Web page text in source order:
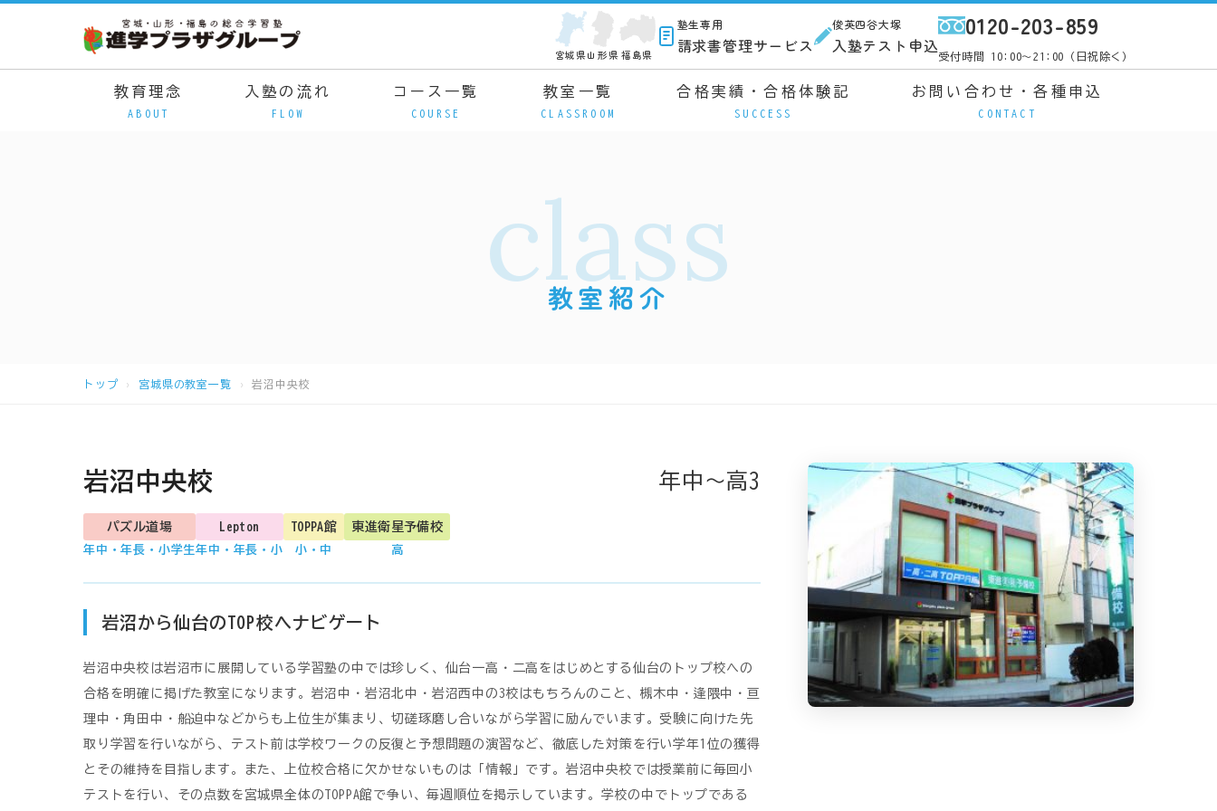
宮城県山形県 福島県
塾生専用
請求書管理サービス
俊英四谷大塚
入塾テスト申込
0120-203-859
受付時間 10:00～21:00（日祝除く）
教育理念
ABOUT
入塾の流れ
FLOW
コース一覧
COURSE
教室一覧
CLASSROOM
合格実績・合格体験記
SUCCESS
お問い合わせ・各種申込
CONTACT
class
教室紹介
トップ 宮城県の教室一覧 岩沼中央校
岩沼中央校 年中～高3
パズル道場
年中・年長・小学生
Lepton
年中・年長・小
TOPPA館
小・中
東進衛星予備校
高
岩沼から仙台のTOP校へナビゲート
岩沼中央校は岩沼市に展開している学習塾の中では珍しく、仙台一高・二高をはじめとする仙台のトップ校への
合格を明確に掲げた教室になります。岩沼中・岩沼北中・岩沼西中の3校はもちろんのこと、槻木中・逢隈中・亘
理中・角田中・船迫中などからも上位生が集まり、切磋琢磨し合いながら学習に励んでいます。受験に向けた先
取り学習を行いながら、テスト前は学校ワークの反復と予想問題の演習など、徹底した対策を行い学年1位の獲得
とその維持を目指します。また、上位校合格に欠かせないものは「情報」です。岩沼中央校では授業前に毎回小
テストを行い、その点数を宮城県全体のTOPPA館で争い、毎週順位を掲示しています。学校の中でトップである